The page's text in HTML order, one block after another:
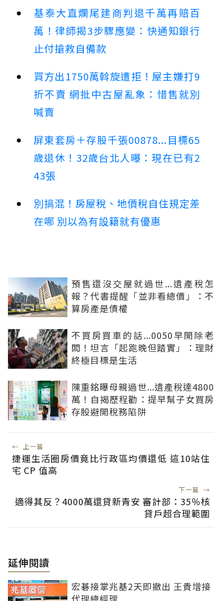
基泰大直爛尾建商判退千萬再賠百
萬！律師揭3步驟應變：快通知銀行
止付搶救自備款
買方出1750萬斡旋遭拒！屋主嫌打9
折不賣 網批中古屋亂象：惜售就別
喊賣
屏東套房＋存股千張00878...目標65
歲退休！32歲台北人曝：現在已有2
43張
別搞混！房屋稅、地價稅自住規定差
在哪 別以為有設籍就有優惠
預售還沒交屋就過世...遺產稅怎
報？代書提醒「並非看總價」：不
算房產是債權
不買房買車的話...0050早開除老
闆！坦言「起跑晚但踏實」：理財
終極目標是生活
陳重銘曝母親過世...遺產稅達4800
萬！自揭歷程勸：提早幫子女買房
存股避開稅務陷阱
← 上一篇
捷運生活圈房價竟比行政區均價還低 這10站住
宅 CP 值高
下一篇 →
適得其反？4000萬還貸新青安 審計部：35％核
貸戶超合理範圍
延伸閱讀
宏碁接掌兆基2天即撤出 王貴增接